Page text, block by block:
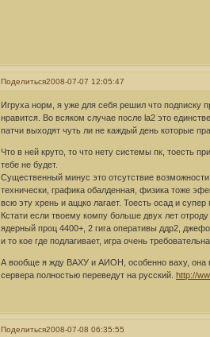
Поделиться2008-07-07 12:05:47
Игруха норм, я уже для себя решил что подписку
нравится. Во всяком случае после la2 это
патчи выходят чуть ли не каждый день которые
Что в ней круто, то что нету системы пк, тоесть
тебе не будет.
Существенный минус это отсутствие
технически, графика обалденная, физика тоже
всю эту хрень и аццко лагает. Тоесть осад и
Кстати если твоему компу больше двух лет
ядерный проц 4400+, 2 гига оперативы ддр2,
и то кое где подлагивает, игра очень
А вообще я жду ВАХУ и АИОН, особенно ваху, она
сервера полностью переведут на русский.http://
Поделиться2008-07-08 06:35:55